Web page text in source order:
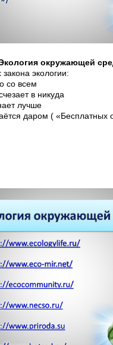
окружающей
экологии:
со всем
в никуда
лучше
даром ( «Бесплатных